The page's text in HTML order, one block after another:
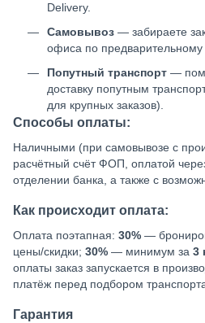
Delivery.
Самовывоз — забираете
офиса по предварительному
Попутный транспорт —
доставку попутным
для крупных заказов).
Способы оплаты:
Наличными (при самовывозе с
расчётный счёт ФОП, оплатой
отделении банка, а также с
Как происходит оплата:
Оплата поэтапная: 30% —
цены/скидки; 30% — минимум за 3
оплаты заказ запускается в
платёж перед подбором
Гарантия